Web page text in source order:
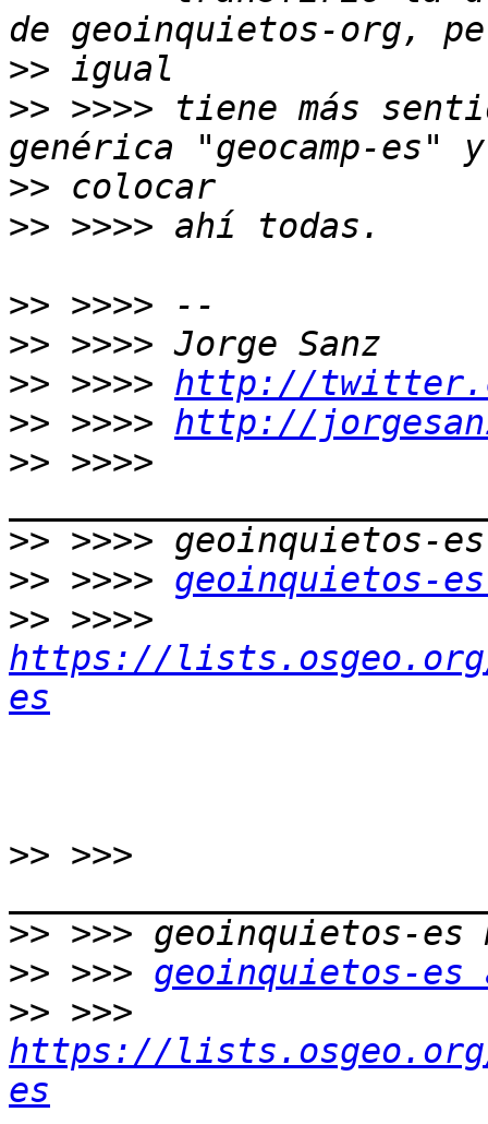
>>
>> >>>> tiene más
>>
>>
>>
>>
>> >>>> http://
>> >>>> http://
>> >>>>
>>
>> >>>> geoinquietos-
>>
https://
es
>> >>>
>>
>> >>> geoinquietos-
>>
https://
es